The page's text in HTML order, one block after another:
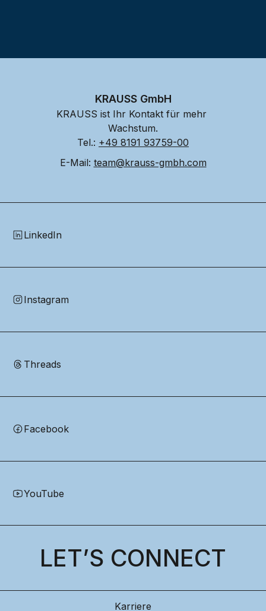
KRAUSS GmbH
KRAUSS ist Ihr Kontakt für mehr
Wachstum.
Tel.: +49 8191 93759-00
E-Mail: team@krauss-gmbh.com
LinkedIn
Instagram
Threads
Facebook
YouTube
LET’S CONNECT
Karriere